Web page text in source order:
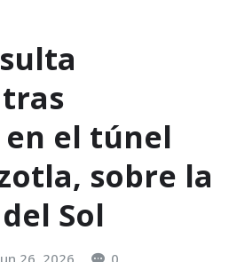
el túnel
sobre la
Sol
26, 2026 0